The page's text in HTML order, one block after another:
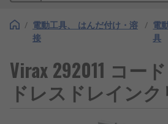
/ 電動工具、 はんだ付け・溶
接
/ 電
具
Virax 292011 コー​​
ドレスドレイン